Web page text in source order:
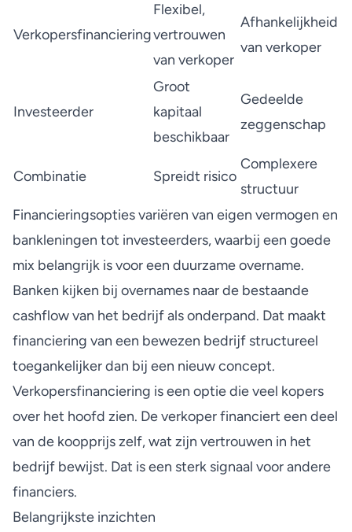
Verkopersfinanciering
Flexibel,
vertrouwen
van verkoper
Afhankelijkheid
van verkoper
Investeerder
Groot
kapitaal
beschikbaar
Gedeelde
zeggenschap
Combinatie Spreidt risico
Complexere
structuur
Financieringsopties variëren van eigen vermogen en
bankleningen tot investeerders, waarbij een goede
mix belangrijk is voor een duurzame overname.
Banken kijken bij overnames naar de bestaande
cashflow van het bedrijf als onderpand. Dat maakt
financiering van een bewezen bedrijf structureel
toegankelijker dan bij een nieuw concept.
Verkopersfinanciering is een optie die veel kopers
over het hoofd zien. De verkoper financiert een deel
van de koopprijs zelf, wat zijn vertrouwen in het
bedrijf bewijst. Dat is een sterk signaal voor andere
financiers.
Belangrijkste inzichten